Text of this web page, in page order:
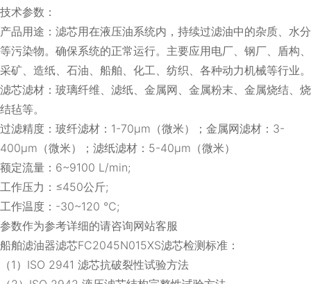
技术参数：
产品用途：滤芯用在液压油系统内，持续过滤油中的杂质、水分
等污染物。确保系统的正常运行。主要应用电厂、钢厂、盾构、
采矿、造纸、石油、船舶、化工、纺织、各种动力机械等行业。
滤芯滤材：玻璃纤维、滤纸、金属网、金属粉末、金属烧结、烧
结毡等。
过滤精度：玻纤滤材：1-70μm（微米）；金属网滤材：3-
400μm（微米）；滤纸滤材：5-40μm（微米）
额定流量：6~9100 L/min;
工作压力：≤450公斤;
工作温度：-30~120 ℃;
参数作为参考详细的请咨询网站客服
船舶滤油器滤芯FC2045N015XS滤芯检测标准：
（1）ISO 2941 滤芯抗破裂性试验方法